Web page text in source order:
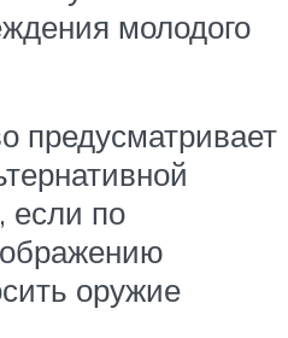
молодого
предусматривает
по
оружие